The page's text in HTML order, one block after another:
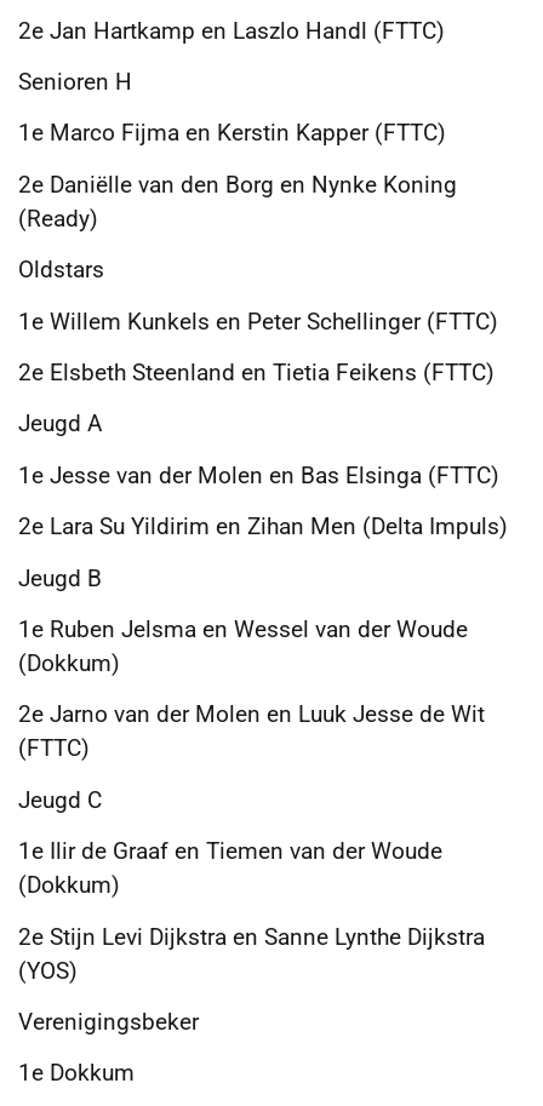
2e Jan Hartkamp en Laszlo Handl (FTTC)
Senioren H
1e Marco Fijma en Kerstin Kapper (FTTC)
2e Daniëlle van den Borg en Nynke Koning
(Ready)
Oldstars
1e Willem Kunkels en Peter Schellinger (FTTC)
2e Elsbeth Steenland en Tietia Feikens (FTTC)
Jeugd A
1e Jesse van der Molen en Bas Elsinga (FTTC)
2e Lara Su Yildirim en Zihan Men (Delta Impuls)
Jeugd B
1e Ruben Jelsma en Wessel van der Woude
(Dokkum)
2e Jarno van der Molen en Luuk Jesse de Wit
(FTTC)
Jeugd C
1e Ilir de Graaf en Tiemen van der Woude
(Dokkum)
2e Stijn Levi Dijkstra en Sanne Lynthe Dijkstra
(YOS)
Verenigingsbeker
1e Dokkum